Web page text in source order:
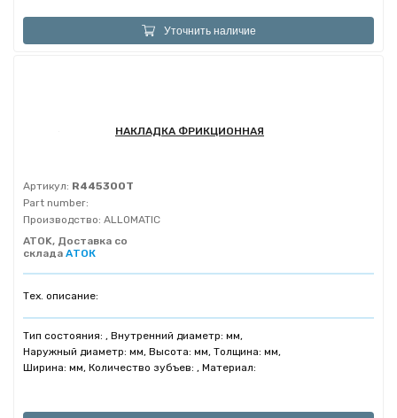
Уточнить наличие
НАКЛАДКА ФРИКЦИОННАЯ
Артикул: R445300T
Part number:
Производство: ALLOMATIC
ATOK, Доставка со
склада АТОК
Тех. описание:
Тип состояния: , Внутренний диаметр: мм,
Наружный диаметр: мм, Высота: мм, Толщина: мм,
Ширина: мм, Количество зубъев: , Материал: